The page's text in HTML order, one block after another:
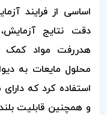
اساسی از فرایند
دقت نتایج
هدررفت مواد کمک
محلول مایعات به
استفاده کرد که
و همچنین قابلیت